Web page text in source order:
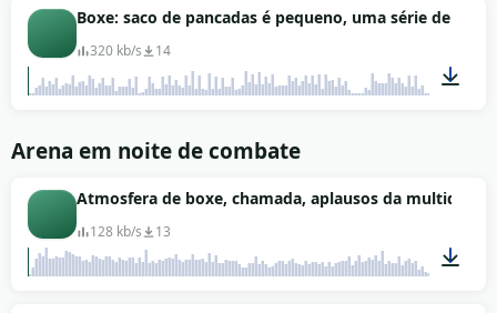
00:42
Boxe: saco de pancadas é pequeno, uma série de
320 kb/s 14
Arena em noite de combate
Atmosfera de boxe, chamada, aplausos da multidão
128 kb/s 13